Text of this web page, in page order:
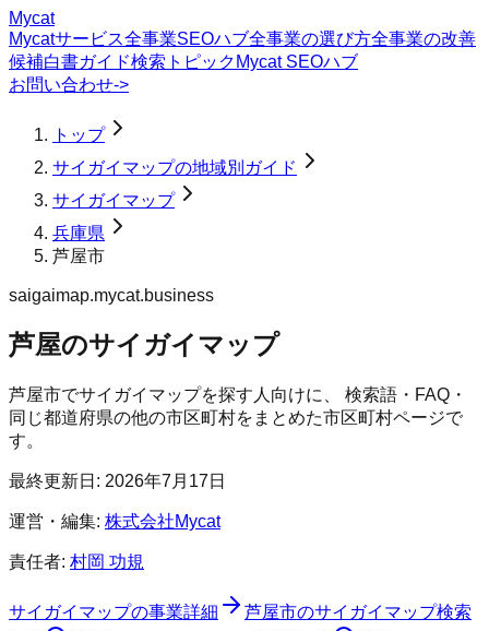
Mycat
Mycatサービス全事業SEOハブ全事業の選び方全事業の改善
候補白書ガイド検索トピック Mycat SEOハブ
お問い合わせ->
トップ
サイガイマップの地域別ガイド
サイガイマップ
兵庫県
芦屋市
saigaimap.mycat.business
芦屋のサイガイマップ
芦屋市でサイガイマップを探す人向けに、 検索語・FAQ・
同じ都道府県の他の市区町村をまとめた市区町村ページで
す。
最終更新日: 2026年7月17日
運営・編集: 株式会社Mycat
責任者: 村岡 功規
サイガイマップの事業詳細 芦屋市のサイガイマップ検索